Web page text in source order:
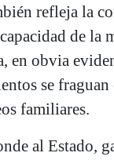
refleja la
de la
en obvia
se
familiares.
al Estado,